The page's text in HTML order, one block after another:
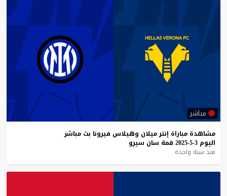
مباشر
مشاهدة مباراة إنترميلان وهيلاس فيرونا بث مباشر
اليوم 3-5-2025 قمة سان سيرو
منذ سنة واحدة